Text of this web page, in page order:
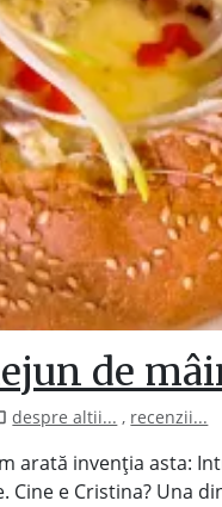
de
despre altii... , recenzii...
arată invenția asta:
Cine e Cristina? Una